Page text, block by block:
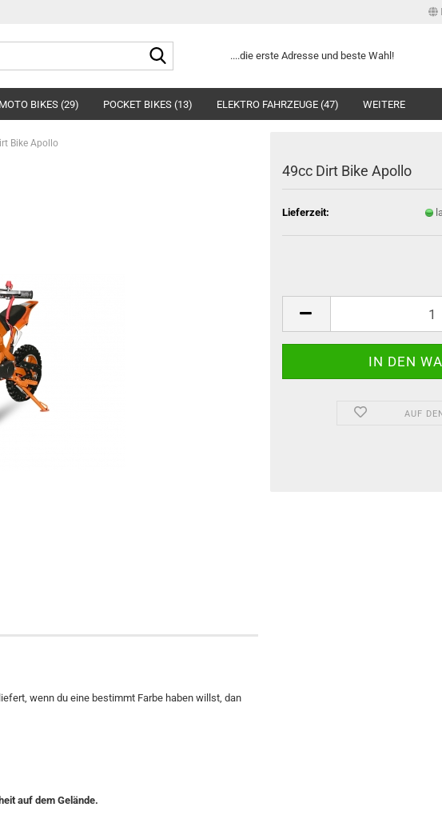
....die erste Adresse und beste Wahl!
BIKES (29) POCKET BIKES (13) ELEKTRO FAHRZEUGE (47) WEITERE
Bike Apollo
49cc Dirt Bike Apollo
Lieferzeit:
AUF
wenn du eine bestimmt Farbe haben willst, dan
auf dem Gelände.